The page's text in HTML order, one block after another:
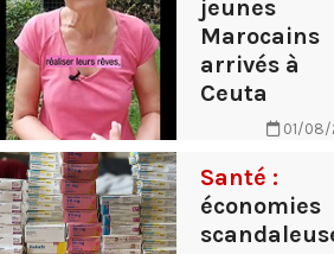
jeunes
Marocains
arrivés à
Ceuta
01/08/
Santé :
économies